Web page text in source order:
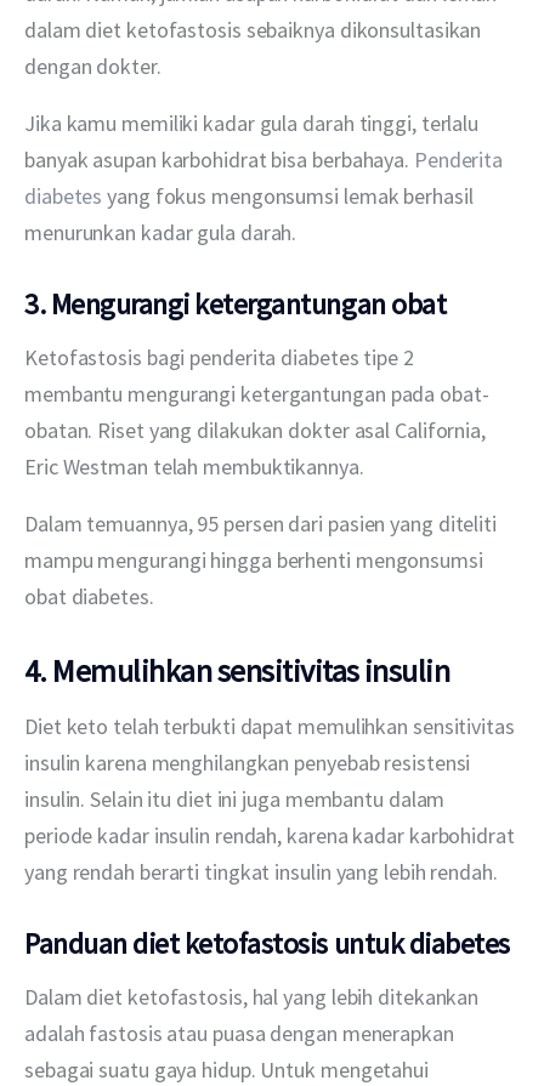
dalam diet ketofastosis sebaiknya dikonsultasikan
dengan dokter.
Jika kamu memiliki kadar gula darah tinggi, terlalu
banyak asupan karbohidrat bisa berbahaya. Penderita
diabetes yang fokus mengonsumsi lemak berhasil
menurunkan kadar gula darah.
3. Mengurangi ketergantungan obat
Ketofastosis bagi penderita diabetes tipe 2
membantu mengurangi ketergantungan pada obat-
obatan. Riset yang dilakukan dokter asal California,
Eric Westman telah membuktikannya.
Dalam temuannya, 95 persen dari pasien yang diteliti
mampu mengurangi hingga berhenti mengonsumsi
obat diabetes.
4. Memulihkan sensitivitas insulin
Diet keto telah terbukti dapat memulihkan sensitivitas
insulin karena menghilangkan penyebab resistensi
insulin. Selain itu diet ini juga membantu dalam
periode kadar insulin rendah, karena kadar karbohidrat
yang rendah berarti tingkat insulin yang lebih rendah.
Panduan diet ketofastosis untuk diabetes
Dalam diet ketofastosis, hal yang lebih ditekankan
adalah fastosis atau puasa dengan menerapkan
sebagai suatu gaya hidup. Untuk mengetahui